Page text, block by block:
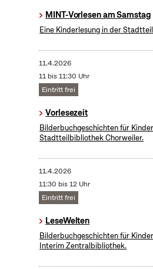
MINT-Vorlesen am Samstag
Eine Kinderlesung in der
11.4.2026
11 bis 11:30 Uhr
Eintritt frei
Vorlesezeit
Bilderbuchgeschichten für
Stadtteilbibliothek Chorweiler.
11.4.2026
11:30 bis 12 Uhr
Eintritt frei
LeseWelten
Bilderbuchgeschichten für
Interim Zentralbibliothek.